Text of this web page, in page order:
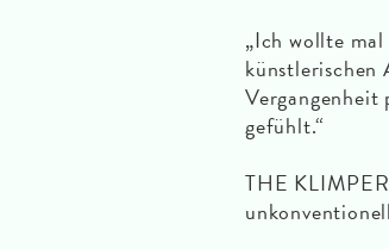
„Ich wollte
künstlerischen
gefühlt.“
THE